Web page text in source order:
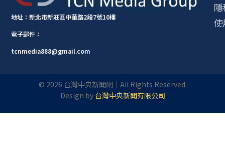
地址：新北市新莊區中華路2段7號10樓
電子郵件：
tcnmedia888@gmail.com
© 2026 台灣中央新聞網｜All Rights Reserved.
Design by 台灣中央新聞有限公司